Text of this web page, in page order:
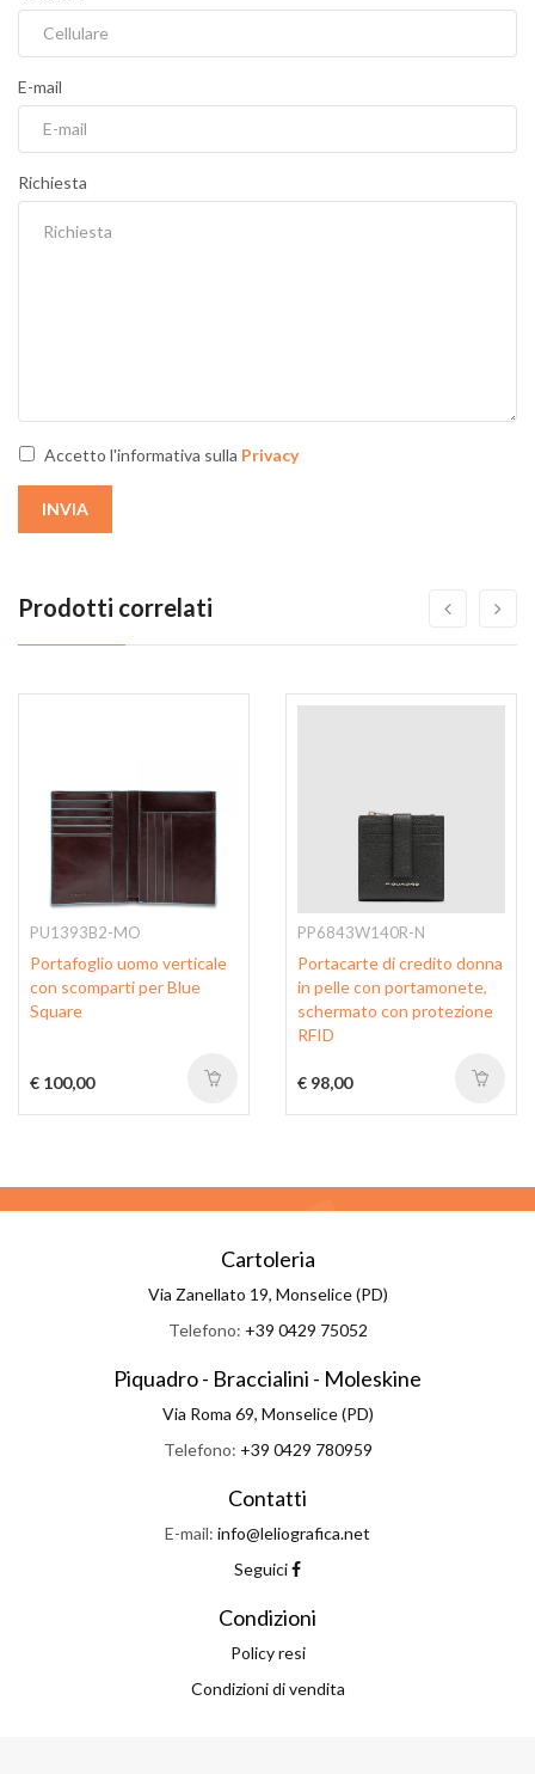
E-mail
Richiesta
Accetto l'informativa sulla Privacy
INVIA
Prodotti correlati
PU1393B2-MO
Portafoglio uomo verticale
con scomparti per Blue
Square
€ 100,00
PP6843W140R-N
Portacarte di credito donna
in pelle con portamonete,
schermato con protezione
RFID
€ 98,00
Cartoleria
Via Zanellato 19, Monselice (PD)
Telefono: +39 0429 75052
Piquadro - Braccialini - Moleskine
Via Roma 69, Monselice (PD)
Telefono: +39 0429 780959
Contatti
E-mail: info@leliografica.net
Seguici
Condizioni
Policy resi
Condizioni di vendita